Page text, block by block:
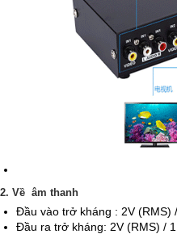
2. Về âm thanh
Đầu vào trở kháng : 2V (RMS)
Đầu ra trở kháng: 2V (RMS) /